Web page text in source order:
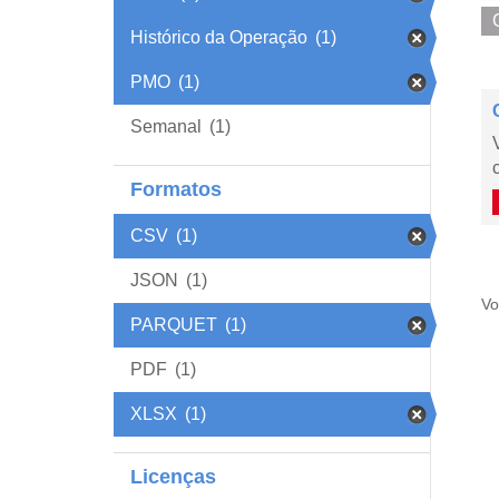
Histórico da Operação (1)
PMO (1)
Semanal (1)
Formatos
CSV (1)
JSON (1)
PARQUET (1)
PDF (1)
XLSX (1)
Licenças